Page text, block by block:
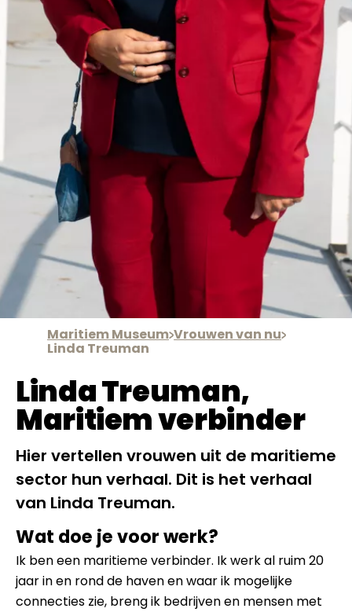
Maritiem Museum Vrouwen van nu
Linda Treuman
Linda Treuman,
Maritiem verbinder
Hier vertellen vrouwen uit de maritieme
sector hun verhaal. Dit is het verhaal
van Linda Treuman.
Wat doe je voor werk?
Ik ben een maritieme verbinder. Ik werk al ruim 20
jaar in en rond de haven en waar ik mogelijke
connecties zie, breng ik bedrijven en mensen met